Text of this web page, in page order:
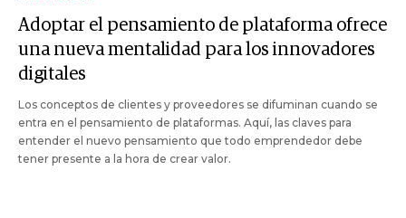
Adoptar el pensamiento de plataforma ofrece
una nueva mentalidad para los innovadores
digitales
Los conceptos de clientes y proveedores se difuminan cuando se
entra en el pensamiento de plataformas. Aquí, las claves para
entender el nuevo pensamiento que todo emprendedor debe
tener presente a la hora de crear valor.